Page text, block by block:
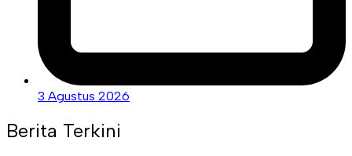
3 Agustus 2026
Berita Terkini